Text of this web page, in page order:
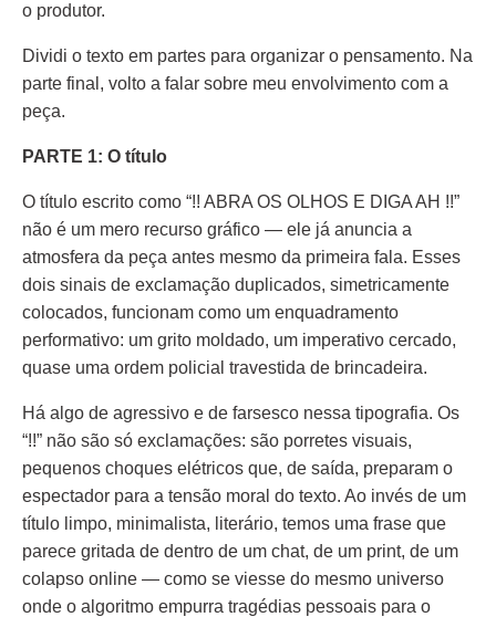
o produtor.
Dividi o texto em partes para organizar o pensamento. Na
parte final, volto a falar sobre meu envolvimento com a
peça.
PARTE 1: O título
O título escrito como “!! ABRA OS OLHOS E DIGA AH !!”
não é um mero recurso gráfico — ele já anuncia a
atmosfera da peça antes mesmo da primeira fala. Esses
dois sinais de exclamação duplicados, simetricamente
colocados, funcionam como um enquadramento
performativo: um grito moldado, um imperativo cercado,
quase uma ordem policial travestida de brincadeira.
Há algo de agressivo e de farsesco nessa tipografia. Os
“!!” não são só exclamações: são porretes visuais,
pequenos choques elétricos que, de saída, preparam o
espectador para a tensão moral do texto. Ao invés de um
título limpo, minimalista, literário, temos uma frase que
parece gritada de dentro de um chat, de um print, de um
colapso online — como se viesse do mesmo universo
onde o algoritmo empurra tragédias pessoais para o